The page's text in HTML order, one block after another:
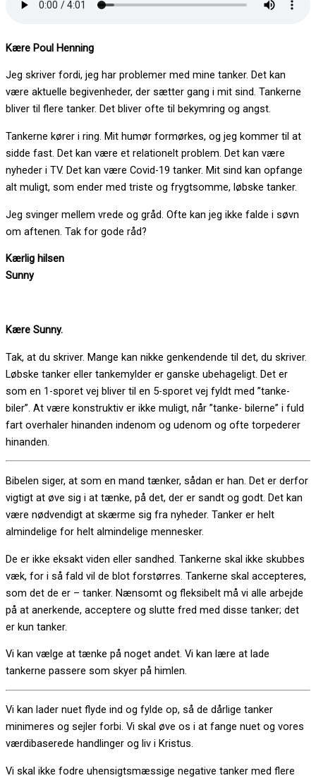
Kære Poul Henning
Jeg skriver fordi, jeg har problemer med mine tanker. Det kan
være aktuelle begivenheder, der sætter gang i mit sind. Tankerne
bliver til flere tanker. Det bliver ofte til bekymring og angst.
Tankerne kører i ring. Mit humør formørkes, og jeg kommer til at
sidde fast. Det kan være et relationelt problem. Det kan være
nyheder i TV. Det kan være Covid-19 tanker. Mit sind kan opfange
alt muligt, som ender med triste og frygtsomme, løbske tanker.
Jeg svinger mellem vrede og gråd. Ofte kan jeg ikke falde i søvn
om aftenen. Tak for gode råd?
Kærlig hilsen
Sunny
Kære Sunny.
Tak, at du skriver. Mange kan nikke genkendende til det, du skriver.
Løbske tanker eller tankemylder er ganske ubehageligt. Det er
som en 1-sporet vej bliver til en 5-sporet vej fyldt med ”tanke-
biler”. At være konstruktiv er ikke muligt, når ”tanke- bilerne” i fuld
fart overhaler hinanden indenom og udenom og ofte torpederer
hinanden.
Bibelen siger, at som en mand tænker, sådan er han. Det er derfor
vigtigt at øve sig i at tænke, på det, der er sandt og godt. Det kan
være nødvendigt at skærme sig fra nyheder. Tanker er helt
almindelige for helt almindelige mennesker.
De er ikke eksakt viden eller sandhed. Tankerne skal ikke skubbes
væk, for i så fald vil de blot forstørres. Tankerne skal accepteres,
som det de er – tanker. Nænsomt og fleksibelt må vi alle arbejde
på at anerkende, acceptere og slutte fred med disse tanker; det
er kun tanker.
Vi kan vælge at tænke på noget andet. Vi kan lære at lade
tankerne passere som skyer på himlen.
Vi kan lader nuet flyde ind og fylde op, så de dårlige tanker
minimeres og sejler forbi. Vi skal øve os i at fange nuet og vores
værdibaserede handlinger og liv i Kristus.
Vi skal ikke fodre uhensigtsmæssige negative tanker med flere